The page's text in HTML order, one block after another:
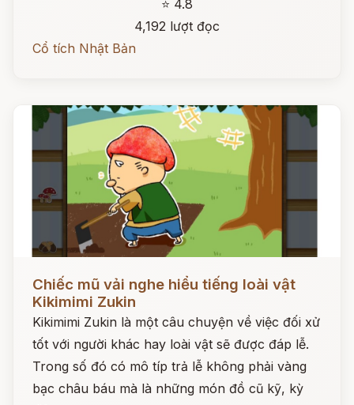
⭐ 4.8
4,192 lượt đọc
Cổ tích Nhật Bản
Đọc ngay
Chiếc mũ vải nghe hiểu tiếng loài vật
Kikimimi Zukin
Kikimimi Zukin là một câu chuyện về việc đối xử
tốt với người khác hay loài vật sẽ được đáp lễ.
Trong số đó có mô típ trả lễ không phải vàng
bạc châu báu mà là những món đồ cũ kỹ, kỳ